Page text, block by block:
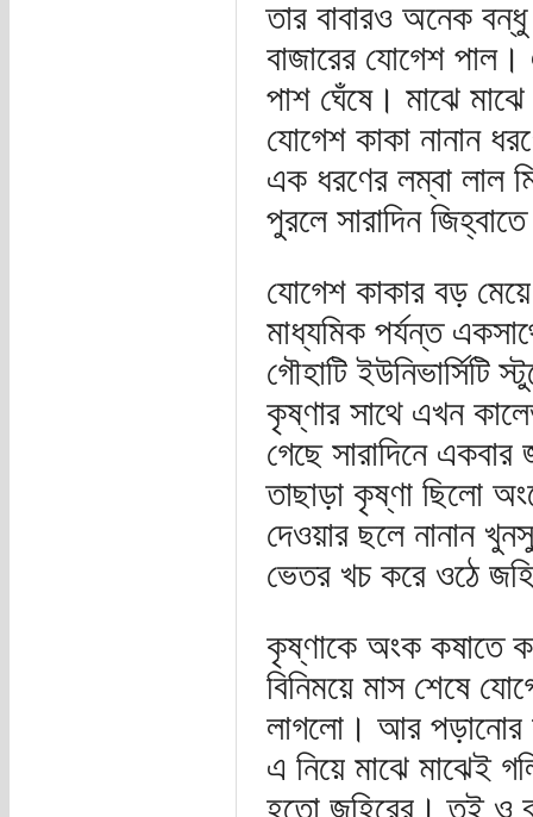
তার বাবারও অনেক
বাজারের যোগেশ পাল।
পাশ ঘেঁষে। মাঝে
যোগেশ কাকা নানান
এক ধরণের লম্বা লাল
পুরলে সারাদিন
যোগেশ কাকার বড়
মাধ্যমিক পর্যন্ত
গৌহাটি ইউনিভার্সিটি
কৃষ্ণার সাথে এখন
গেছে সারাদিনে
তাছাড়া কৃষ্ণা ছিলো
দেওয়ার ছলে নানান
ভেতর খচ করে ওঠে
কৃষ্ণাকে অংক কষাতে
বিনিময়ে মাস শেষে
লাগলো। আর পড়ানোর
এ নিয়ে মাঝে মাঝেই
হতো জহিরের। তুই ও